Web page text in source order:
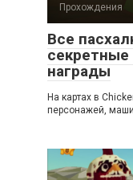
Прохождения
Все
награды
На картах в
персонажей,